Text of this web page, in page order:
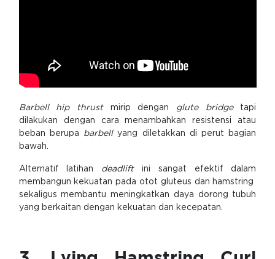
Barbell hip thrustmirip dengan glute bridgetapi
dilakukan dengan cara menambahkan resistensi atau
beban berupa barbellyang diletakkan di perut bagian
bawah.
Alternatif latihan deadliftini sangat efektif dalam
membangun kekuatan pada otot gluteus dan hamstring
sekaligus membantu meningkatkan daya dorong tubuh
yang berkaitan dengan kekuatan dan kecepatan.